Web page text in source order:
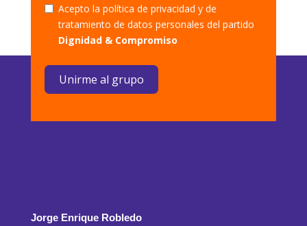
Acepto la política de privacidad y de
tratamiento de datos personales del partido
Dignidad & Compromiso
Unirme al grupo
Jorge Enrique Robledo